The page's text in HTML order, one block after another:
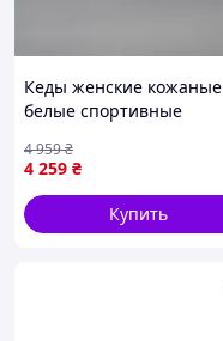
Кеды женские кожаные
белые спортивные
жіночі шкіряні білі
спортивні демісезонні
4 259 ₴
4 959₴
Купить